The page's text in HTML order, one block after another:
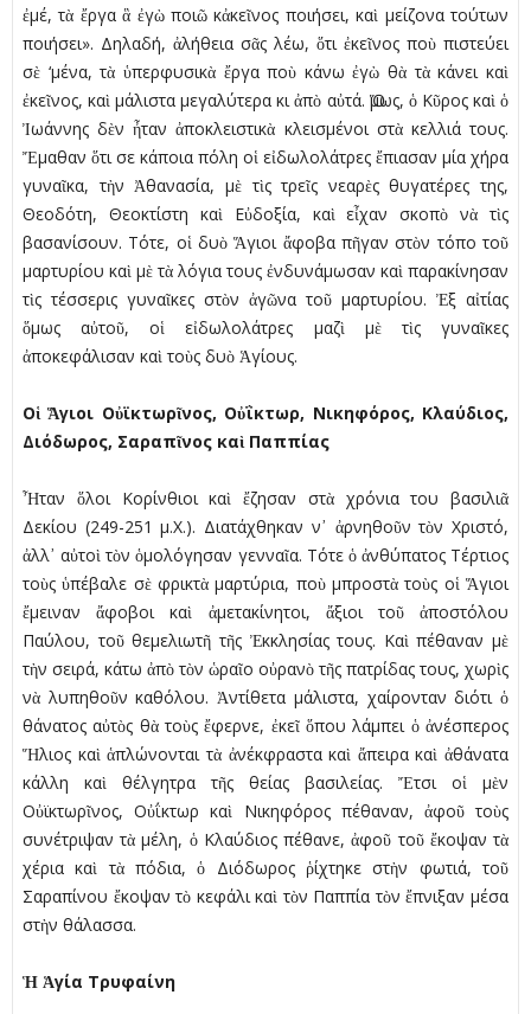
ἐμέ, τὰ ἔργα ἃ ἐγὼ ποιῶ κἀκεῖνος ποιήσει, καὶ μείζονα τούτων
ποιήσει». Δηλαδή, ἀλήθεια σᾶς λέω, ὅτι ἐκεῖνος ποὺ πιστεύει
σὲ ‘μένα, τὰ ὑπερφυσικὰ ἔργα ποὺ κάνω ἐγὼ θὰ τὰ κάνει καὶ
ἐκεῖνος, καὶ μάλιστα μεγαλύτερα κι ἀπὸ αὐτά. Ὅμως, ὁ Κῦρος καὶ ὁ
Ἰωάννης δὲν ἦταν ἀποκλειστικὰ κλεισμένοι στὰ κελλιά τους.
Ἔμαθαν ὅτι σε κάποια πόλη οἱ εἰδωλολάτρες ἔπιασαν μία χήρα
γυναῖκα, τὴν Ἀθανασία, μὲ τὶς τρεῖς νεαρὲς θυγατέρες της,
Θεοδότη, Θεοκτίστη καὶ Εὐδοξία, καὶ εἶχαν σκοπὸ νὰ τὶς
βασανίσουν. Τότε, οἱ δυὸ Ἅγιοι ἄφοβα πῆγαν στὸν τόπο τοῦ
μαρτυρίου καὶ μὲ τὰ λόγια τους ἐνδυνάμωσαν καὶ παρακίνησαν
τὶς τέσσερις γυναῖκες στὸν ἀγῶνα τοῦ μαρτυρίου. Ἐξ αἰτίας
ὅμως αὐτοῦ, οἱ εἰδωλολάτρες μαζὶ μὲ τὶς γυναῖκες
ἀποκεφάλισαν καὶ τοὺς δυὸ Ἁγίους.
Οἱ Ἅγιοι Οὐϊκτωρῖνος, Οὐΐκτωρ, Νικηφόρος, Κλαύδιος,
Διόδωρος, Σαραπῖνος καὶ Παππίας
Ἦταν ὅλοι Κορίνθιοι καὶ ἔζησαν στὰ χρόνια του βασιλιᾶ
Δεκίου (249-251 μ.Χ.). Διατάχθηκαν ν᾿ ἀρνηθοῦν τὸν Χριστό,
ἀλλ᾿ αὐτοὶ τὸν ὁμολόγησαν γενναῖα. Τότε ὁ ἀνθύπατος Τέρτιος
τοὺς ὑπέβαλε σὲ φρικτὰ μαρτύρια, ποὺ μπροστὰ τοὺς οἱ Ἅγιοι
ἔμειναν ἄφοβοι καὶ ἀμετακίνητοι, ἄξιοι τοῦ ἀποστόλου
Παύλου, τοῦ θεμελιωτῆ τῆς Ἐκκλησίας τους. Καὶ πέθαναν μὲ
τὴν σειρά, κάτω ἀπὸ τὸν ὡραῖο οὐρανὸ τῆς πατρίδας τους, χωρὶς
νὰ λυπηθοῦν καθόλου. Ἀντίθετα μάλιστα, χαίρονταν διότι ὁ
θάνατος αὐτὸς θὰ τοὺς ἔφερνε, ἐκεῖ ὅπου λάμπει ὁ ἀνέσπερος
Ἥλιος καὶ ἁπλώνονται τὰ ἀνέκφραστα καὶ ἄπειρα καὶ ἀθάνατα
κάλλη καὶ θέλγητρα τῆς θείας βασιλείας. Ἔτσι οἱ μὲν
Οὐϊκτωρῖνος, Οὐΐκτωρ καὶ Νικηφόρος πέθαναν, ἀφοῦ τοὺς
συνέτριψαν τὰ μέλη, ὁ Κλαύδιος πέθανε, ἀφοῦ τοῦ ἔκοψαν τὰ
χέρια καὶ τὰ πόδια, ὁ Διόδωρος ῥίχτηκε στὴν φωτιά, τοῦ
Σαραπίνου ἔκοψαν τὸ κεφάλι καὶ τὸν Παππία τὸν ἔπνιξαν μέσα
στὴν θάλασσα.
Ἡ Ἁγία Τρυφαίνη